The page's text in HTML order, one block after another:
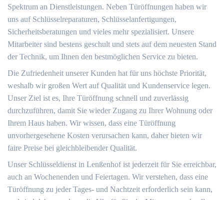
Spektrum an Dienstleistungen. Neben Türöffnungen haben wir
uns auf Schlüsselreparaturen, Schlüsselanfertigungen,
Sicherheitsberatungen und vieles mehr spezialisiert. Unsere
Mitarbeiter sind bestens geschult und stets auf dem neuesten Stand
der Technik, um Ihnen den bestmöglichen Service zu bieten.
Die Zufriedenheit unserer Kunden hat für uns höchste Priorität,
weshalb wir großen Wert auf Qualität und Kundenservice legen.
Unser Ziel ist es, Ihre Türöffnung schnell und zuverlässig
durchzuführen, damit Sie wieder Zugang zu Ihrer Wohnung oder
Ihrem Haus haben. Wir wissen, dass eine Türöffnung
unvorhergesehene Kosten verursachen kann, daher bieten wir
faire Preise bei gleichbleibender Qualität.
Unser Schlüsseldienst in Lenßenhof ist jederzeit für Sie erreichbar,
auch an Wochenenden und Feiertagen. Wir verstehen, dass eine
Türöffnung zu jeder Tages- und Nachtzeit erforderlich sein kann,